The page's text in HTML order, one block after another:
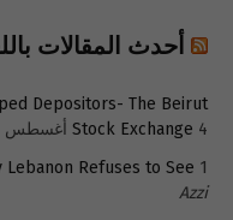
أحدث المقالات
Depositors- The Beirut
Stock Exchange 4 أغسطس 2026
Lebanon Refuses to See 1 أغسطس 2026
Azzi